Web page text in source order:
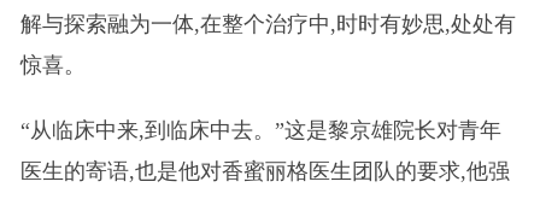
解与探索融为一体,在整个治疗中,时时有妙思,处处有
惊喜。
“从临床中来,到临床中去。”这是黎京雄院长对青年
医生的寄语,也是他对香蜜丽格医生团队的要求,他强